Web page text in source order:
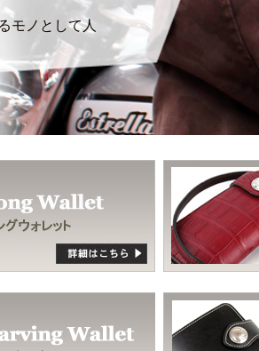
モノとして人